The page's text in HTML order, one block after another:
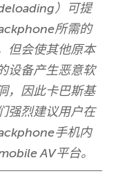
）可提
所需的
但会使其他原本
设备产生恶意软
，因此卡巴斯基
强烈建议用户在
手机内
AV平台。